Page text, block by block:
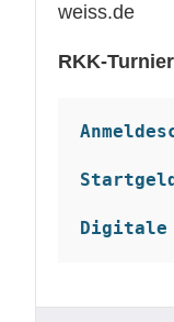
weiss.de
RKK-
Digitale